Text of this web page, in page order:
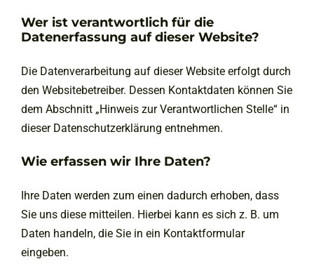
Wer ist verantwortlich für die
Datenerfassung auf dieser Website?
Die Datenverarbeitung auf dieser Website erfolgt durch
den Websitebetreiber. Dessen Kontaktdaten können Sie
dem Abschnitt „Hinweis zur Verantwortlichen Stelle“ in
dieser Datenschutzerklärung entnehmen.
Wie erfassen wir Ihre Daten?
Ihre Daten werden zum einen dadurch erhoben, dass
Sie uns diese mitteilen. Hierbei kann es sich z. B. um
Daten handeln, die Sie in ein Kontaktformular
eingeben.